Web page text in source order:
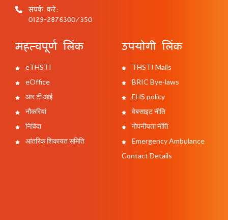
संपर्क करें:
0129-2876300/350
महत्वपूर्ण लिंक
eTHSTI
eOffice
आर टी आई
नौकरियां
निविदा
आंतरिक शिकायत समिति
उपयोगी लिंक
THSTI Mails
BRIC Bye-laws
EHS policy
वेबसाइट नीति
गोपनीयता नीति
Emergency Ambulance
Contact Details